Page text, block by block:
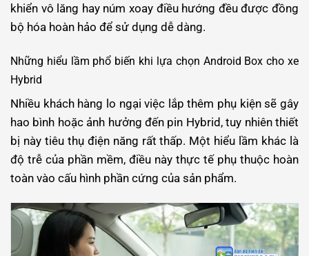
khiển vô lăng hay núm xoay điều hướng đều được đồng
bộ hóa hoàn hảo để sử dụng dễ dàng.
Những hiểu lầm phổ biến khi lựa chọn Android Box cho xe
Hybrid
Nhiều khách hàng lo ngại việc lắp thêm phụ kiện sẽ gây
hao bình hoặc ảnh hưởng đến pin Hybrid, tuy nhiên thiết
bị này tiêu thụ điện năng rất thấp. Một hiểu lầm khác là
độ trễ của phần mềm, điều này thực tế phụ thuộc hoàn
toàn vào cấu hình phần cứng của sản phẩm.